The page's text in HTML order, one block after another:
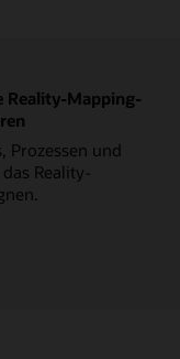
Reality-Mapping-
Prozessen und
Reality-